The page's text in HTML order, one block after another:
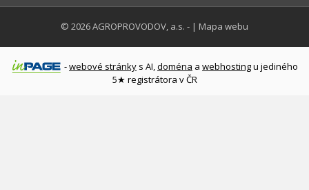
© 2026AGROPROVODOV, a.s. - | Mapa webu
-webové stránky s AI, doména a webhostingu jediného
5★ registrátora v ČR